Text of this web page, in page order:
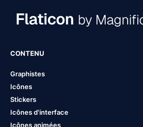
CONTENU
Graphistes
Icônes
Stickers
Icônes d'interface
Icônes animées